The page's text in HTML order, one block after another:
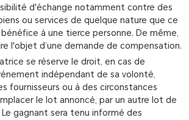
d'échange notamment contre des
ou services de quelque nature que ce
à une tierce personne. De même,
l'objet d’une demande de compensation.
se réserve le droit, en cas de
indépendant de sa volonté,
fournisseurs ou à des circonstances
le lot annoncé, par un autre lot de
gagnant sera tenu informé des